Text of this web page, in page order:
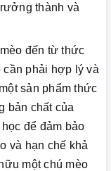
thành và
đến từ thức
cần phải hợp lý và
sản phẩm thức
bản chất của
để đảm bảo
và hạn chế khả
một chú mèo